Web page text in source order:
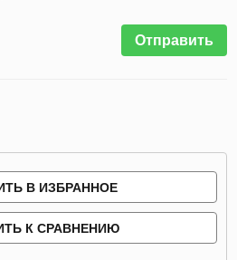
Отправить
В ИЗБРАННОЕ
К СРАВНЕНИЮ